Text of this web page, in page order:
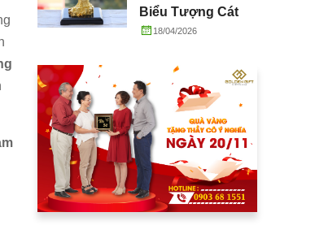
Biểu Tượng Cát
Tường, May Mắn
18/04/2026